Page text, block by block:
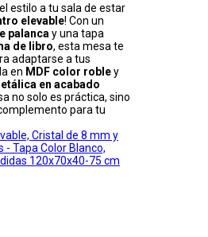
estilo a tu sala de estar
elevable! Con un
palanca y una tapa
de libro, esta mesa te
adaptarse a tus
en MDF color robley
en acabado
no solo es práctica, sino
para tu